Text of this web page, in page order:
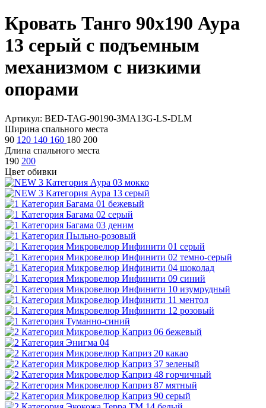
Кровать Танго 90х190 Аура
13 серый с подъемным
механизмом с низкими
опорами
Артикул: BED-TAG-90190-3MA13G-LS-DLM
Ширина спального места
90 120 140 160 180 200
Длина спального места
190 200
Цвет обивки